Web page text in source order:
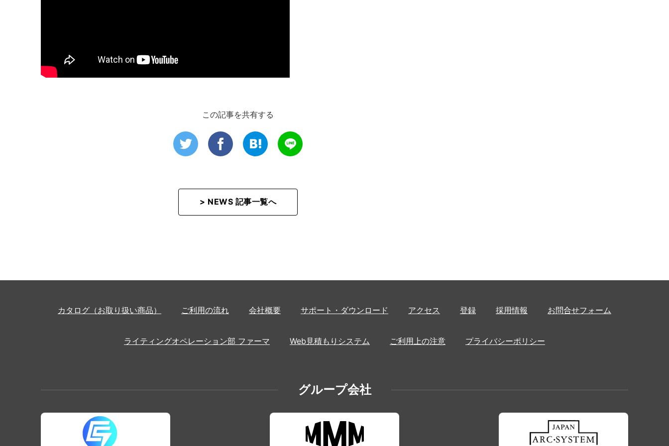
この記事を共有する
> NEWS 記事一覧へ
カタログ（お取り扱い商品） ご利用の流れ 会社概要 サポート・ダウンロード アクセス 登録 採用情報 お問合せフォーム
ライティングオペレーション部 ファーマ Web見積もりシステム ご利用上の注意 プライバシーポリシー
グループ会社